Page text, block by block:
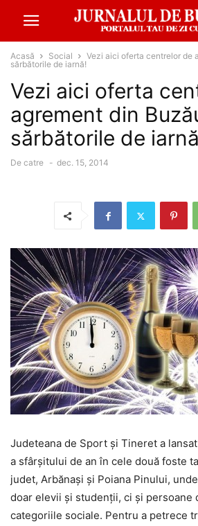
Acasă Social
Vezi aici oferta centrelor de
sărbătorile de iarnă!
Vezi aici oferta
agrement din
sărbătorile de
De catre - dec. 15, 2014
Judeteana de Sport şi Tineret a
a sfârşitului de an în cele două foste
judet, Arbănaşi şi Poiana Pinului,
doar elevii şi studenţii, ci şi persoane
categoriile sociale. Pentru a petrece